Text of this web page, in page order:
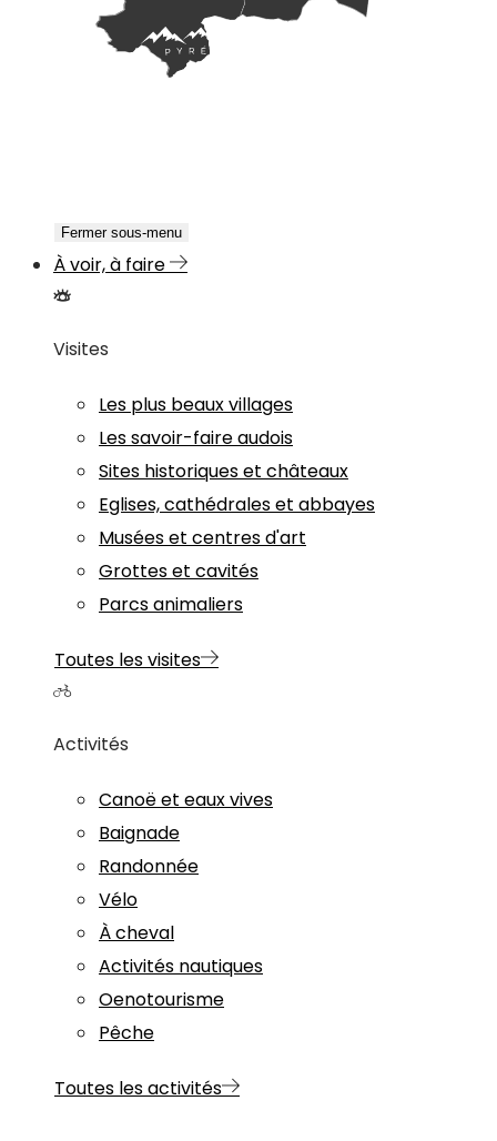
Fermer sous-menu
À voir, à faire
Visites
Les plus beaux villages
Les savoir-faire audois
Sites historiques et châteaux
Eglises, cathédrales et abbayes
Musées et centres d'art
Grottes et cavités
Parcs animaliers
Toutes les visites
Activités
Canoë et eaux vives
Baignade
Randonnée
Vélo
À cheval
Activités nautiques
Oenotourisme
Pêche
Toutes les activités